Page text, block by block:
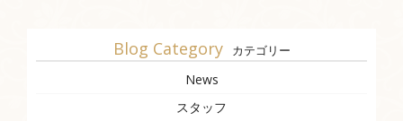
Blog Category カテゴリー
News
スタッフ